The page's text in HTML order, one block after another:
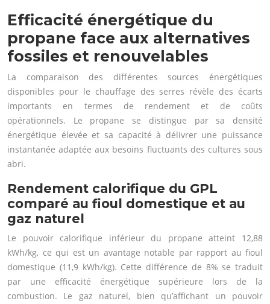
Efficacité énergétique du
propane face aux alternatives
fossiles et renouvelables
La comparaison des différentes sources énergétiques
disponibles pour le chauffage des serres révèle des écarts
importants en termes de rendement et de coûts
opérationnels. Le propane se distingue par sa densité
énergétique élevée et sa capacité à délivrer une puissance
instantanée adaptée aux besoins fluctuants des cultures sous
abri.
Rendement calorifique du GPL
comparé au fioul domestique et au
gaz naturel
Le pouvoir calorifique inférieur du propane atteint 12,88
kWh/kg, ce qui est un avantage notable par rapport au fioul
domestique (11,9 kWh/kg). Cette différence de 8% se traduit
par une efficacité énergétique supérieure lors de la
combustion. Le gaz naturel, bien qu’affichant un pouvoir